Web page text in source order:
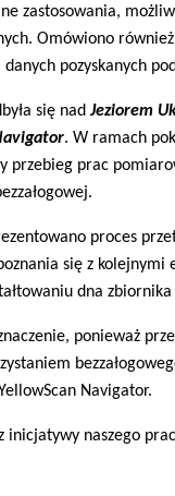
zastosowania,
Omówiono
pozyskanych
się nad Jeziorem
. W ramach
przebieg prac
proces
się z
dna
ponieważ
Navigator.
inicjatywy naszego